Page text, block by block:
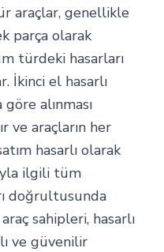
araçlar, genellikle
parça olarak
türdeki hasarları
İkinci el hasarlı
alınması
ve araçların her
hasarlı olarak
ilgili tüm
doğrultusunda
sahipleri, hasarlı
ve güvenilir